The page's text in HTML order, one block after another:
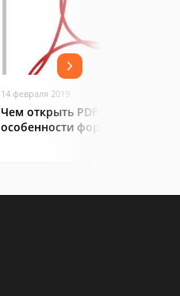
14 февраля 2019
Чем открыть PDF:
особенности формата